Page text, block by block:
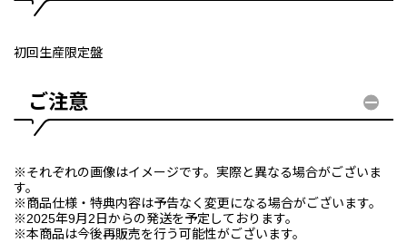
初回生産限定盤
ご注意
※それぞれの画像はイメージです。実際と異なる場合がございま
す。
※商品仕様・特典内容は予告なく変更になる場合がございます。
※2025年9月2日からの発送を予定しております。
※本商品は今後再販売を行う可能性がございます。